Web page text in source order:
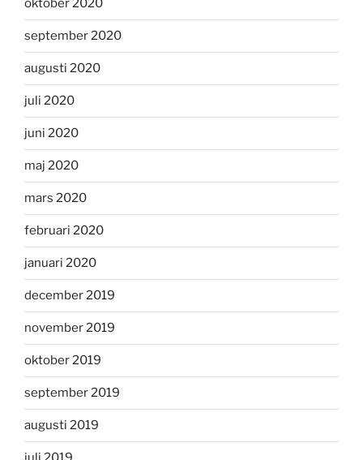
oktober 2020
september 2020
augusti 2020
juli 2020
juni 2020
maj 2020
mars 2020
februari 2020
januari 2020
december 2019
november 2019
oktober 2019
september 2019
augusti 2019